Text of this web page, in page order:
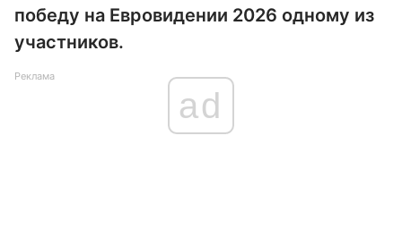
победу на Евровидении 2026 одному из
участников.
Реклама
ad